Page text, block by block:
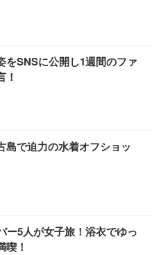
をSNSに公開し1週間のファ
！
島で迫力の水着オフショッ
ー5人が女子旅！浴衣でゆっ
喫！